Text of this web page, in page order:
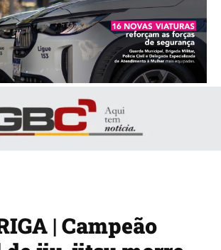
| Campeão